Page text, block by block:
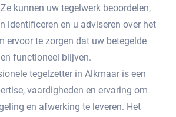
kunnen uw tegelwerk beoordelen,
identificeren en u adviseren over het
ervoor te zorgen dat uw betegelde
functioneel blijven.
tegelzetter in Alkmaar is een
vaardigheden en ervaring om
en afwerking te leveren.​ Het